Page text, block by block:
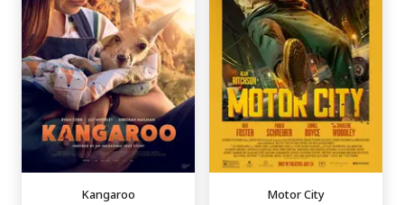
Kangaroo Motor City